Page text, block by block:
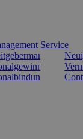
Service